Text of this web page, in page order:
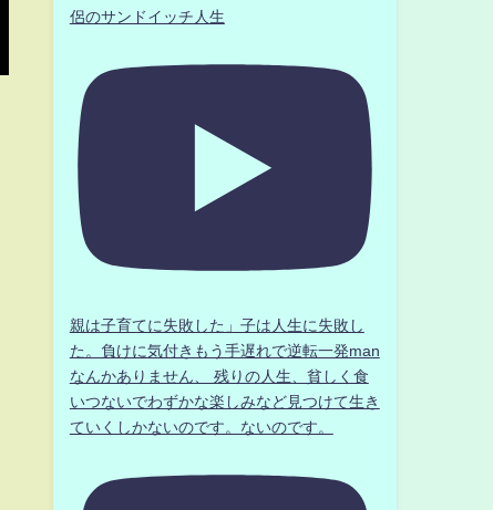
侶のサンドイッチ人生
親は子育てに失敗した」子は人生に失敗し
た。負けに気付きもう手遅れで逆転一発man
なんかありません、 残りの人生、貧しく食
いつないでわずかな楽しみなど見つけて生き
ていくしかないのです。ないのです。